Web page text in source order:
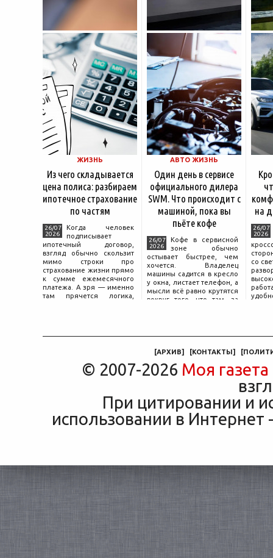
ЖИЗНЬ
Из чего складывается
цена полиса: разбираем
ипотечное страхование
по частям
26/07
2026
Когда человек
подписывает
ипотечный договор,
взгляд обычно скользит
мимо строки про
страхование жизни прямо
к сумме ежемесячного
платежа. А зря — именно
там прячется логика,
АВТО ЖИЗНЬ
Один день в сервисе
официального дилера
SWM. Что происходит с
машиной, пока вы
пьёте кофе
26/07
2026
Кофе в сервисной
зоне обычно
остывает быстрее, чем
хочется. Владелец
машины садится в кресло
у окна, листает телефон, а
мысли всё равно крутятся
вокруг того, что там, за
на
26/07
2026
со
[АРХИВ] [КОНТАКТЫ] [
© 2007-2026 Моя газета
При цитировании и
использовании в Интернет